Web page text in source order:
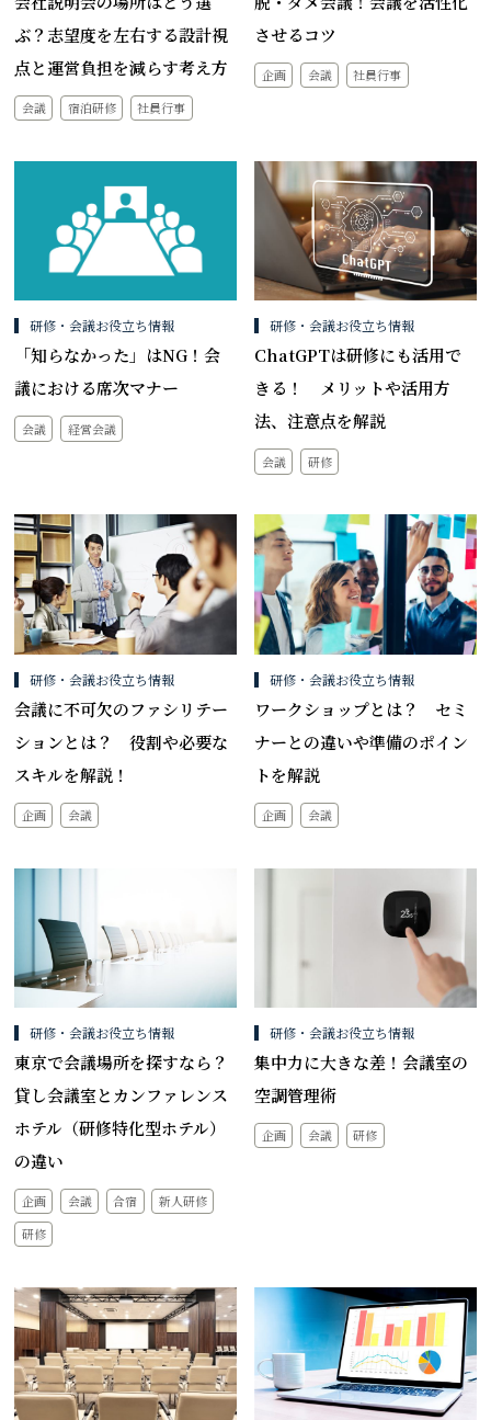
ぶ？志望度を左右する設計視
点と運営負担を減らす考え方
会議 宿泊研修 社員行事
させるコツ
企画 会議 社員行事
研修・会議お役立ち情報
「知らなかった」はNG！会
議における席次マナー
会議 経営会議
研修・会議お役立ち情報
ChatGPTは研修にも活用で
きる！ メリットや活用方
法、注意点を解説
会議 研修
研修・会議お役立ち情報
会議に不可欠のファシリテー
ションとは？ 役割や必要な
スキルを解説！
企画 会議
研修・会議お役立ち情報
ワークショップとは？ セミ
ナーとの違いや準備のポイン
トを解説
企画 会議
研修・会議お役立ち情報
東京で会議場所を探すなら？
貸し会議室とカンファレンス
ホテル（研修特化型ホテル）
の違い
企画 会議 合宿
新人研修
研修
研修・会議お役立ち情報
集中力に大きな差！会議室の
空調管理術
企画 会議 研修